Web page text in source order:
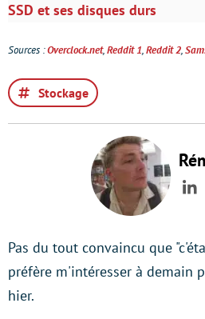
SSD et ses disques durs
Sources :Overclock.net,Reddit 1,Reddit 2,
Stockage
Pas du tout convaincu que
préfère m'intéresser à demain
hier.